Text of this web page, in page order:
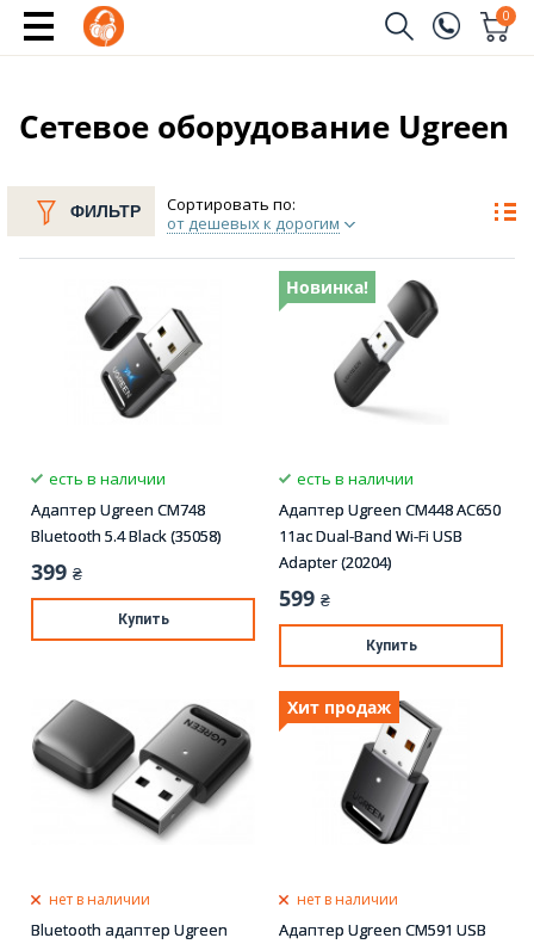
0
Телефон
Отправить
Сетевое оборудование Ugreen
ФИЛЬТР
Сортировать по:
от дешевых к дорогим
есть в наличии
Адаптер Ugreen CM748
Bluetooth 5.4 Black (35058)
399 ₴
Купить
Новинка!
есть в наличии
Адаптер Ugreen CM448 AC650
11ac Dual-Band Wi-Fi USB
Adapter (20204)
599 ₴
Купить
нет в наличии
Bluetooth адаптер Ugreen
Хит продаж
нет в наличии
Адаптер Ugreen CM591 USB